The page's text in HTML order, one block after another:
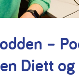
–
Diett og